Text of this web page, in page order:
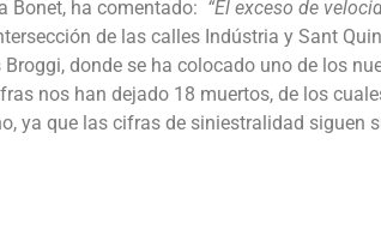
Bonet, ha comentado: “El exceso de
de las calles Indústria y Sant
donde se ha colocado uno de los
nos han dejado 18 muertos, de los
ya que las cifras de siniestralidad siguen